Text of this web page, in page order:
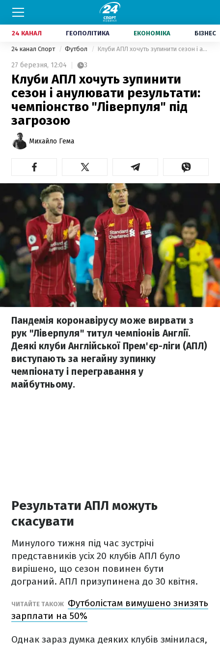
24 КАНАЛ ГЕОПОЛІТИКА ЕКОНОМІКА БІЗНЕС
24 канал Спорт Футбол Клуби АПЛ хочуть зупинити сезон і анулювати результати: чемпіонство "Ліверпуля" під загрозою
27 березня, 12:04 3
Клуби АПЛ хочуть зупинити
сезон і анулювати результати:
чемпіонство "Ліверпуля" під
загрозою
Михайло Гема
Пандемія коронавірусу може вирвати з
рук "Ліверпуля" титул чемпіонів Англії.
Деякі клуби Англійської Прем'єр-ліги (АПЛ)
виступають за негайну зупинку
чемпіонату і перегравання у
майбутньому.
Результати АПЛ можуть
скасувати
Минулого тижня під час зустрічі
представників усіх 20 клубів АПЛ було
вирішено, що сезон повинен бути
дограний. АПЛ призупинена до 30 квітня.
ЧИТАЙТЕ ТАКОЖ Футболістам вимушено знизять
зарплати на 50%
Однак зараз думка деяких клубів змінилася,